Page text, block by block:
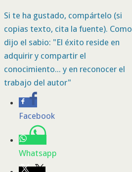
Si te ha gustado, compártelo (si
copias texto, cita la fuente). Como
dijo el sabio: "El éxito reside en
adquirir y compartir el
conocimiento... y en reconocer el
trabajo del autor"
Facebook
Whatsapp